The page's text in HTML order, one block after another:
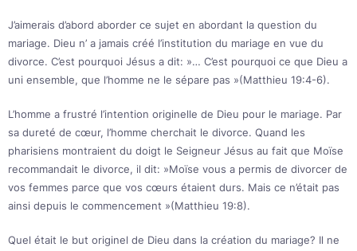
J’aimerais d’abord aborder ce sujet en abordant la question du
mariage. Dieu n’ a jamais créé l’institution du mariage en vue du
divorce. C’est pourquoi Jésus a dit: »… C’est pourquoi ce que Dieu a
uni ensemble, que l’homme ne le sépare pas »(Matthieu 19:4-6).
L’homme a frustré l’intention originelle de Dieu pour le mariage. Par
sa dureté de cœur, l’homme cherchait le divorce. Quand les
pharisiens montraient du doigt le Seigneur Jésus au fait que Moïse
recommandait le divorce, il dit: »Moïse vous a permis de divorcer de
vos femmes parce que vos cœurs étaient durs. Mais ce n’était pas
ainsi depuis le commencement »(Matthieu 19:8).
Quel était le but originel de Dieu dans la création du mariage? Il ne